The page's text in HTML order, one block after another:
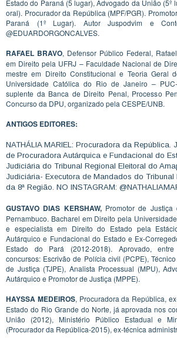
Estado do Paraná (5 lugar), Advogado da União (5º
oral). Procurador da República (MPF/PGR).
Paraná (1º Lugar). Autor Juspodvim e
@EDUARDORGONCALVES.
RAFAEL BRAVO, Defensor Público Federal,
em Direito pela UFRJ – Faculdade Nacional de
mestre em Direito Constitucional e Teoria Geral
Universidade Católica do Rio de Janeiro –
suplente da Banca de Direito Penal, Processo
Concurso da DPU, organizado pela CESPE/UNB.
ANTIGOS EDITORES:
NATHÁLIA MARIEL: Procuradora da República.
de Procuradora Autárquica e Fundacional do
Judiciária do Tribunal Regional Eleitoral do
Judiciária- Executora de Mandados do
da 8ª Região. NO INSTAGRAM:
GUSTAVO DIAS KERSHAW, Promotor de
Pernambuco. Bacharel em Direito pela
e especialista em Direito do Estado pela
Autárquico e Fundacional do Estado e Ex-
Estado do Pará (2012-2018). Aprovado,
concursos: Escrivão de Polícia civil (PCPE),
de Justiça (TJPE), Analista Processual (MPU),
Autárquico e Promotor de Justiça (MPPE).
HAYSSA MEDEIROS, Procuradora da República,
Estado do Rio Grande do Norte, já aprovada nos
União (2012), Ministério Público Estadual e
(Procurador da República-2015), ex-técnica